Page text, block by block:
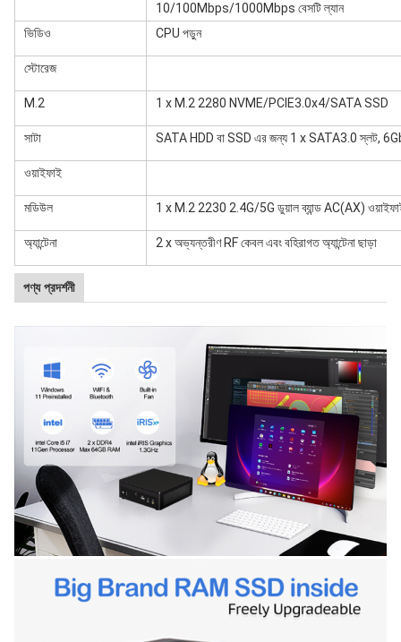
10/100Mbps/1000Mbps বেসটি ল্যান
ভিডিও
CPU পড়ুন
স্টোরেজ
M.2 1 x M.2 2280 NVME/PCIE3.0x4/SATA SSD
সাটা SATA HDD বা SSD এর জন্য 1 x SATA3.0 স্লট,
ওয়াইফাই
মডিউল 1 x M.2 2230 2.4G/5G ডুয়াল ব্যান্ড AC(AX)
অ্যান্টেনা 2 x অভ্যন্তরীণ RF কেবল এবং বহিরাগত অ্যান্টেনা ছাড়া
পণ্য প্রদর্শনী